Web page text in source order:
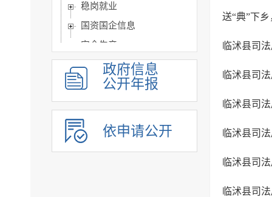
稳岗就业
国资国企信息
安全生产
治安管理
市政建设
涉农补贴
乡村振兴
人事信息
政府信息
公开年报
依申请公开
送“典”下
临沭县司
临沭县司
临沭县司
临沭县司
临沭县司
临沭县司